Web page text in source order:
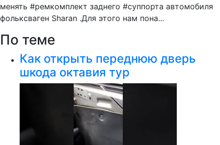
менять #ремкомплект заднего #суппорта автомобиля
фольксваген Sharan .Для этого нам пона...
По теме
Как открыть переднюю дверь
шкода октавия тур